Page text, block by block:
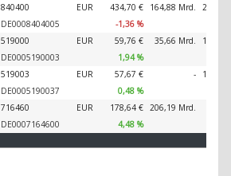
840400 EUR 434,70 € 164,88 Mrd.
DE0008404005
-1,36 %
519000 EUR 59,76 € 35,66 Mrd.
DE0005190003
1,94 %
519003 EUR 57,67 € -
DE0005190037
0,48 %
716460 EUR 178,64 € 206,19 Mrd.
DE0007164600
4,48 %